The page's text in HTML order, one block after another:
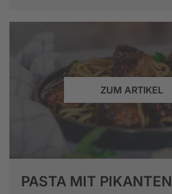
ZUM ARTIKEL
PASTA MIT PIKANTEN